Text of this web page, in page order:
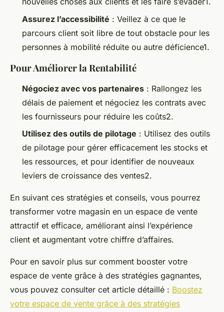
Assurez l’accessibilité : Veillez à ce que le
parcours client soit libre de tout obstacle pour les
personnes à mobilité réduite ou autre déficience1.
Pour Améliorer la Rentabilité
Négociez avec vos partenaires : Rallongez les
délais de paiement et négociez les contrats avec
les fournisseurs pour réduire les coûts2.
Utilisez des outils de pilotage : Utilisez des outils
de pilotage pour gérer efficacement les stocks et
les ressources, et pour identifier de nouveaux
leviers de croissance des ventes2.
En suivant ces stratégies et conseils, vous pourrez
transformer votre magasin en un espace de vente
attractif et efficace, améliorant ainsi l’expérience
client et augmentant votre chiffre d’affaires.
Pour en savoir plus sur comment booster votre
espace de vente grâce à des stratégies gagnantes,
vous pouvez consulter cet article détaillé : Boostez
votre espace de vente grâce à des stratégies